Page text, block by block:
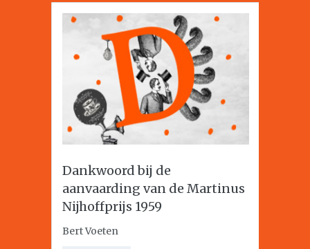
Dankwoord bij de
aanvaarding van de Martinus
Nijhoffprijs 1959
Bert Voeten